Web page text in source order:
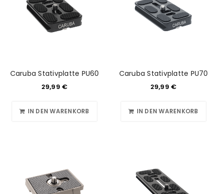
Caruba Stativplatte PU60
29,99 €
IN DEN WARENKORB
Caruba Stativplatte PU70
29,99 €
IN DEN WARENKORB